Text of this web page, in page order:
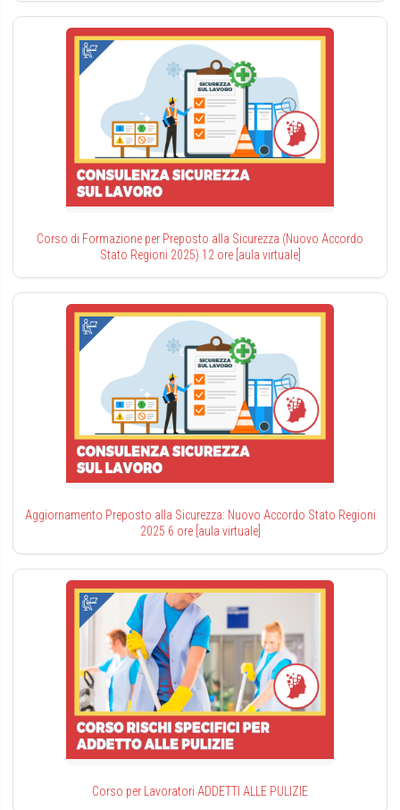
Corso di Formazione per Preposto alla Sicurezza (Nuovo Accordo
Stato Regioni 2025) 12 ore [aula virtuale]
Aggiornamento Preposto alla Sicurezza: Nuovo Accordo Stato Regioni
2025 6 ore [aula virtuale]
Corso per Lavoratori ADDETTI ALLE PULIZIE